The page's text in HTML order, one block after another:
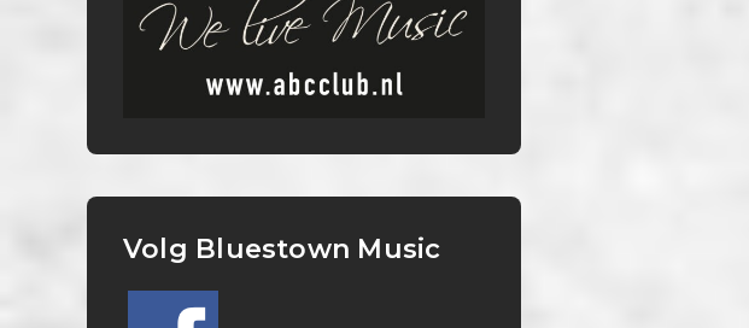
Volg Bluestown Music